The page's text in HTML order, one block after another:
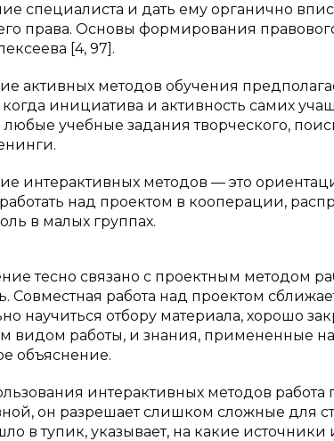
специалиста и дать ему органично
права. Основы формирования
[4, 97].
активных методов обучения
инициатива и активность самих
любые учебные задания творческого,
интерактивных методов — это
над проектом в кооперации,
в малых группах.
тесно связано с проектным методом
Совместная работа над проектом
научиться отбору материала, хорошо
видом работы, и знания, примененные
объяснение.
интерактивных методов работа
он разрешает слишком сложные для
в тупик, указывает, на какие